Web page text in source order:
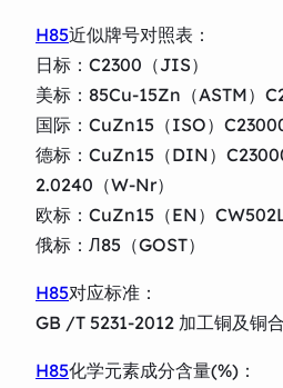
H85近似牌号对照表：
日标：C2300（JIS）
美标：85Cu-15Zn（ASTM）
国际：CuZn15（ISO）
德标：CuZn15（DIN）
2.0240（W-Nr）
欧标：CuZn15（EN）
俄标：Л85（GOST）
H85对应标准：
GB /T 5231-2012 加工铜及铜
H85化学元素成分含量(%)：